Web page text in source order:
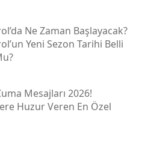
Ne Zaman Başlayacak?
Yeni Sezon Tarihi Belli
Mesajları 2026!
Huzur Veren En Özel